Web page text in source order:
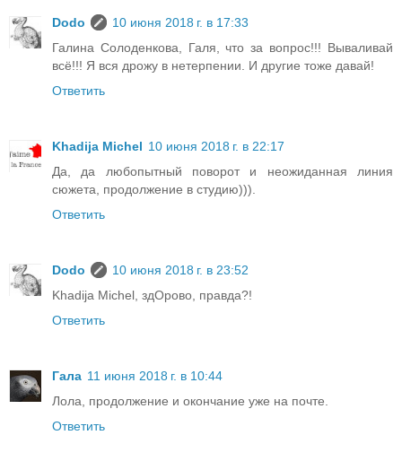
Dodo
10 июня 2018 г. в 17:33
Галина Солоденкова, Галя, что за вопрос!!! Вываливай
всё!!! Я вся дрожу в нетерпении. И другие тоже давай!
Ответить
Khadija Michel 10 июня 2018 г. в 22:17
Да, да любопытный поворот и неожиданная линия
сюжета, продолжение в студию))).
Ответить
Dodo
10 июня 2018 г. в 23:52
Khadija Michel, здОрово, правда?!
Ответить
Гала 11 июня 2018 г. в 10:44
Лола, продолжение и окончание уже на почте.
Ответить